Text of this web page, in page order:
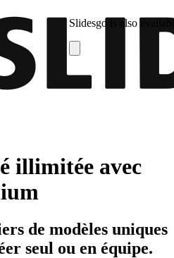
Slidesgo is also
illimitée avec
de modèles uniques
seul ou en équipe.